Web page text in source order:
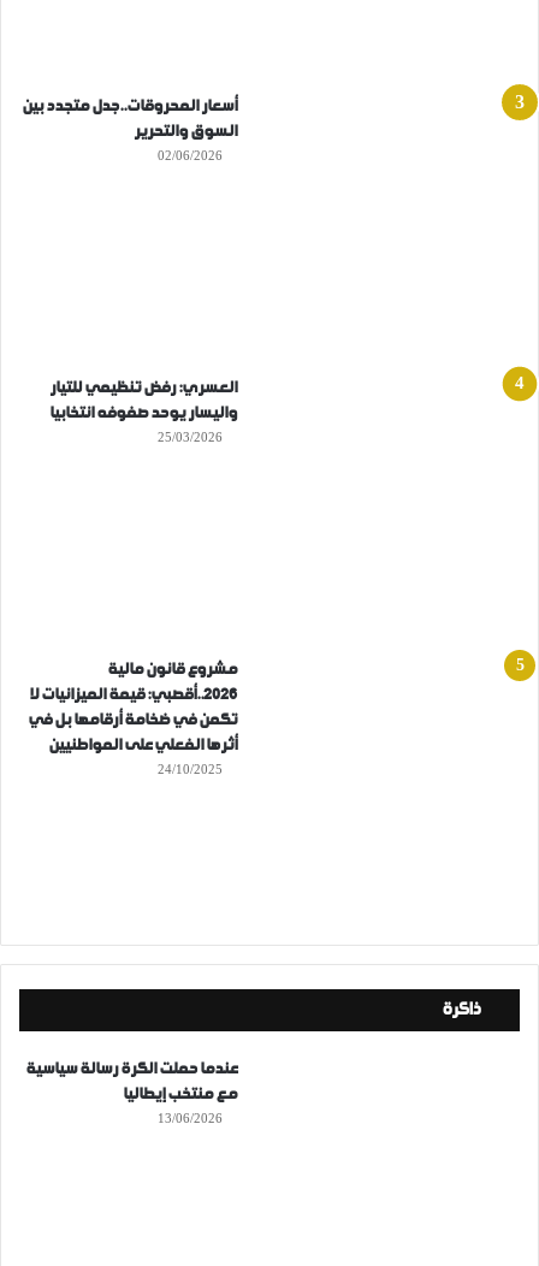
أسعار المحروقات..جدل متجدد بين
السوق والتحرير
02/06/2026
العسري: رفض تنظيمي للتيار
واليسار يوحد صفوفه انتخابيا
25/03/2026
مشروع قانون مالية
2026..أقصبي: قيمة الميزانيات لا
تكمن في ضخامة أرقامها بل في
أثرها الفعلي على المواطنيين
24/10/2025
ذاكرة
عندما حملت الكرة رسالة سياسية
مع منتخب إيطاليا
13/06/2026